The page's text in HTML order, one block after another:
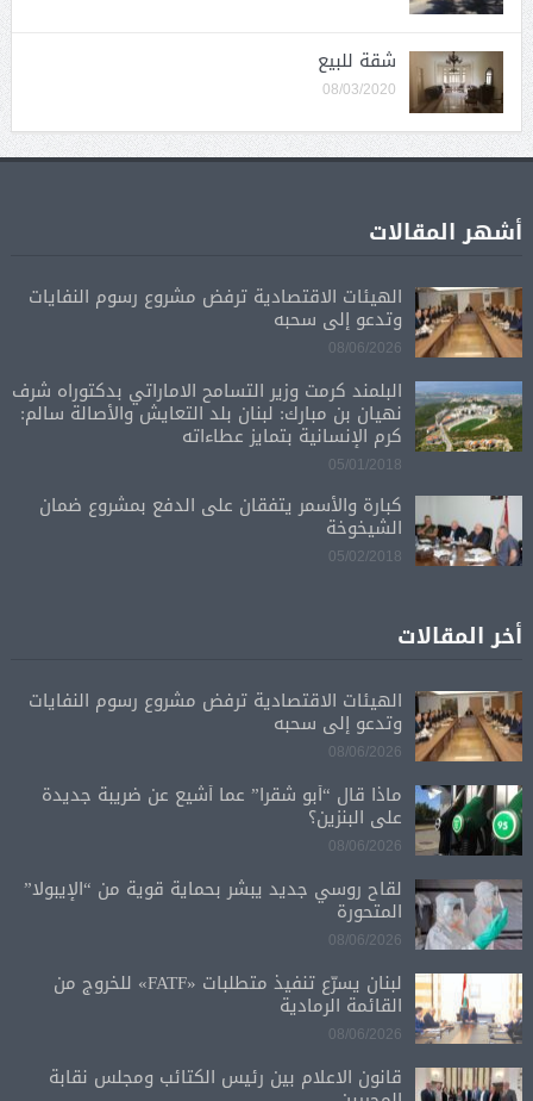
شقة للبيع
08/03/2020
أشهر المقالات
الهيئات الاقتصادية ترفض مشروع رسوم النفايات
وتدعو إلى سحبه
08/06/2026
البلمند كرمت وزير التسامح الاماراتي بدكتوراه شرف
نهيان بن مبارك: لبنان بلد التعايش والأصالة سالم:
كرم الإنسانية بتمايز عطاءاته
05/01/2018
كبارة والأسمر يتفقان على الدفع بمشروع ضمان
الشيخوخة
05/02/2018
أخر المقالات
الهيئات الاقتصادية ترفض مشروع رسوم النفايات
وتدعو إلى سحبه
08/06/2026
ماذا قال “أبو شقرا” عما أشيع عن ضريبة جديدة
على البنزين؟
08/06/2026
لقاح روسي جديد يبشر بحماية قوية من “الإيبولا”
المتحورة
08/06/2026
لبنان يسرّع تنفيذ متطلبات «FATF» للخروج من
القائمة الرمادية
08/06/2026
قانون الاعلام بين رئيس الكتائب ومجلس نقابة